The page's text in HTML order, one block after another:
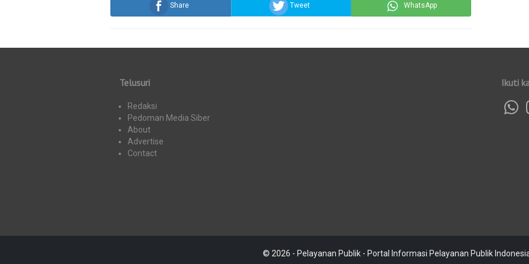
Share Tweet WhatsApp
Telusuri
Redaksi
Pedoman Media Siber
About
Advertise
Contact
Ikuti
© 2026 - Pelayanan Publik - Portal Informasi Pelayanan Publik